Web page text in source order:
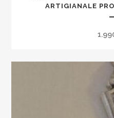
ARTIGIANALE